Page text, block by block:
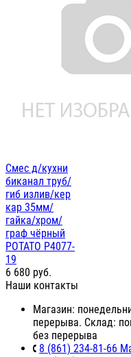
Смес д/кухни
биканал труб/
гиб излив/кер
кар 35мм/
гайка/хром/
граф чёрный
POTATO P4077-
19
6 680 руб.
Наши контакты
Магазин:
перерыва. Склад:
без перерыва
8 (861) 234-81-66